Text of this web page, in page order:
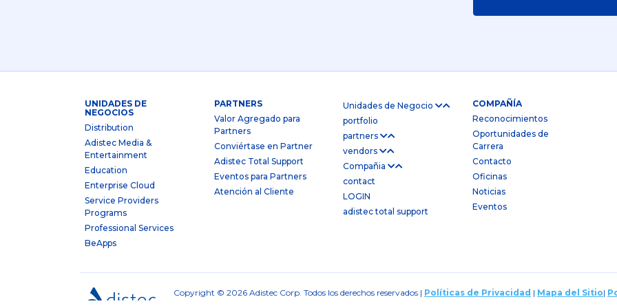
UNIDADES DE
NEGOCIOS
Distribution
Adistec Media &
Entertainment
Education
Enterprise Cloud
Service Providers
Programs
Professional Services
BeApps
PARTNERS
Valor Agregado para
Partners
Conviértase en Partner
Adistec Total Support
Eventos para Partners
Atención al Cliente
Unidades de Negocio
portfolio
partners
vendors
Compañia
contact
LOGIN
adistec total support
COMPAÑÍA
Reconocimientos
Oportunidades de
Carrera
Contacto
Oficinas
Noticias
Eventos
Copyright © 2026 Adistec Corp. Todos los derechos reservados | Políticas de Privacidad | Mapa del Sitio|